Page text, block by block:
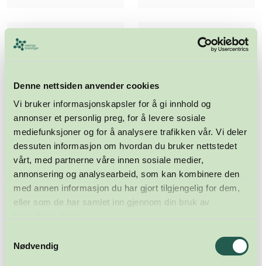
Denne nettsiden anvender cookies
Vi bruker informasjonskapsler for å gi innhold og
annonser et personlig preg, for å levere sosiale
mediefunksjoner og for å analysere trafikken vår. Vi deler
dessuten informasjon om hvordan du bruker nettstedet
vårt, med partnerne våre innen sosiale medier,
annonsering og analysearbeid, som kan kombinere den
med annen informasjon du har gjort tilgjengelig for dem,
eller som de har samlet inn gjennom din bruk av
Nødvendig